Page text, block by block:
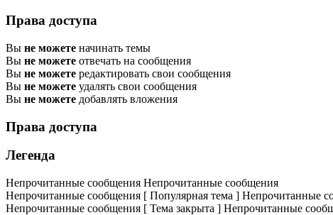
Права доступа
Вы не можете начинать темы
Вы не можете отвечать на сообщения
Вы не можете редактировать свои сообщения
Вы не можете удалять свои сообщения
Вы не можете добавлять вложения
Права доступа
Легенда
Непрочитанные сообщения Непрочитанные сообщения
Непрочитанные сообщения [ Популярная тема ] Непрочитанные
Непрочитанные сообщения [ Тема закрыта ] Непрочитанные